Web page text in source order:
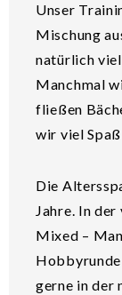
Unser
Mischung
natürlich
Manchmal
fließen
wir viel
Die
Jahre. In
Mixed –
Hobbyrunde
gerne in der